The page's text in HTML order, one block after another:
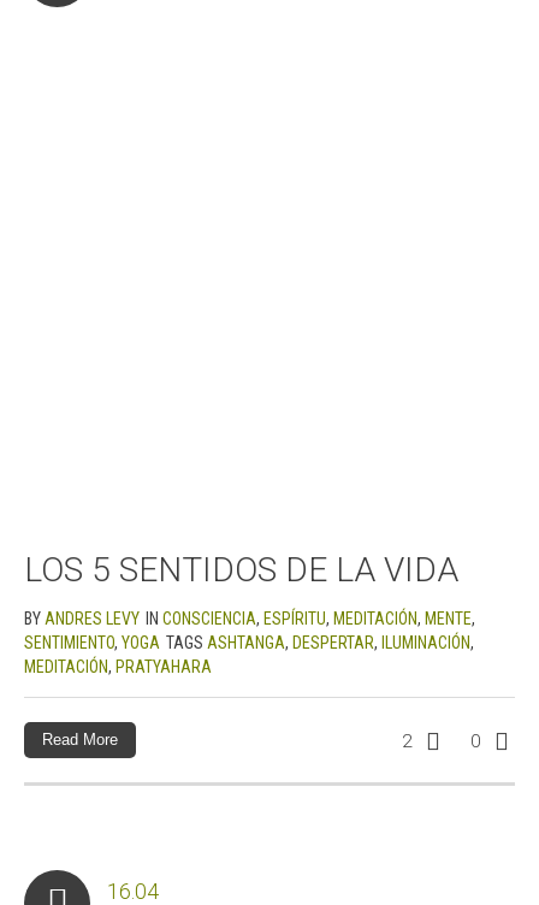
LOS 5 SENTIDOS DE LA VIDA
BY ANDRES LEVY IN CONSCIENCIA, ESPÍRITU, MEDITACIÓN, MENTE,
SENTIMIENTO, YOGA TAGS ASHTANGA, DESPERTAR, ILUMINACIÓN,
MEDITACIÓN, PRATYAHARA
2 0
Read More
16.04